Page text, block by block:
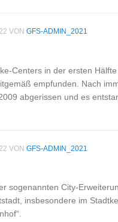
VON GFS-ADMIN_2021
Centers in der ersten
empfunden. Nach
abgerissen und es
VON GFS-ADMIN_2021
sogenannten City-
insbesondere im